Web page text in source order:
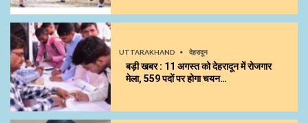
UTTARAKHAND देहरादून
बड़ी खबर : 11 अगस्त को देहरादून में रोजगार
मेला, 559 पदों पर होगा चयन…